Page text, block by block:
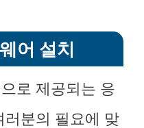
어 설치
로 제공되는 응
러분의 필요에 맞